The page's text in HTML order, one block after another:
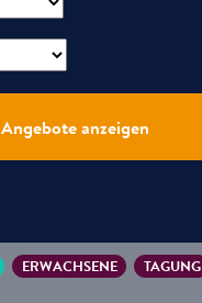
Angebote anzeigen
ERWACHSENE TAGUNG